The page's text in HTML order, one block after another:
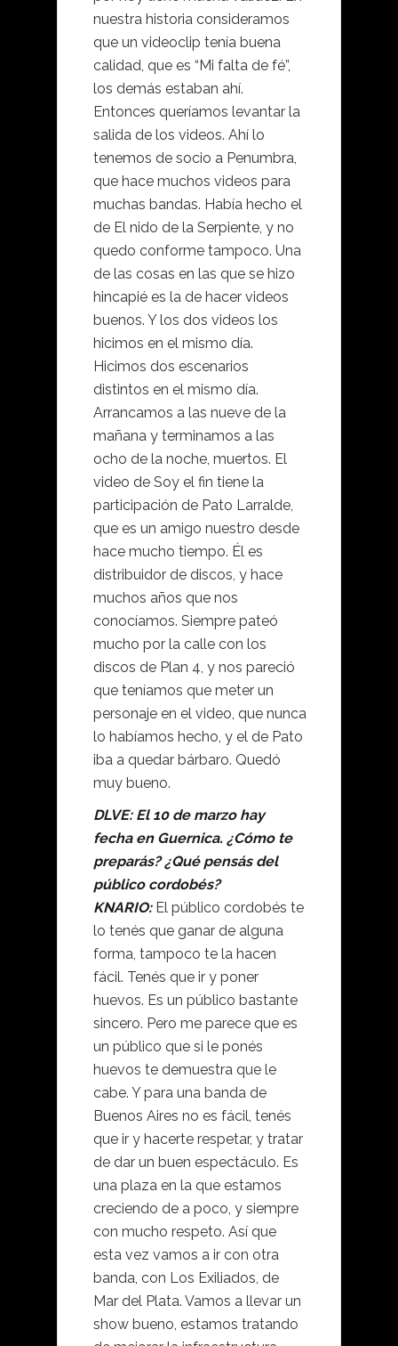
nuestra historia consideramos
que un videoclip tenía buena
calidad, que es “Mi falta de fé”,
los demás estaban ahí.
Entonces queríamos levantar la
salida de los videos. Ahí lo
tenemos de socio a Penumbra,
que hace muchos videos para
muchas bandas. Había hecho el
de El nido de la Serpiente, y no
quedo conforme tampoco. Una
de las cosas en las que se hizo
hincapié es la de hacer videos
buenos. Y los dos videos los
hicimos en el mismo día.
Hicimos dos escenarios
distintos en el mismo día.
Arrancamos a las nueve de la
mañana y terminamos a las
ocho de la noche, muertos. El
video de Soy el fin tiene la
participación de Pato Larralde,
que es un amigo nuestro desde
hace mucho tiempo. Él es
distribuidor de discos, y hace
muchos años que nos
conocíamos. Siempre pateó
mucho por la calle con los
discos de Plan 4, y nos pareció
que teníamos que meter un
personaje en el video, que nunca
lo habíamos hecho, y el de Pato
iba a quedar bárbaro. Quedó
muy bueno.
DLVE: El 10 de marzo hay
fecha en Guernica. ¿Cómo te
preparás? ¿Qué pensás del
público cordobés?
KNARIO:El público cordobés te
lo tenés que ganar de alguna
forma, tampoco te la hacen
fácil. Tenés que ir y poner
huevos. Es un público bastante
sincero. Pero me parece que es
un público que si le ponés
huevos te demuestra que le
cabe. Y para una banda de
Buenos Aires no es fácil, tenés
que ir y hacerte respetar, y tratar
de dar un buen espectáculo. Es
una plaza en la que estamos
creciendo de a poco, y siempre
con mucho respeto. Así que
esta vez vamos a ir con otra
banda, con Los Exiliados, de
Mar del Plata. Vamos a llevar un
show bueno, estamos tratando